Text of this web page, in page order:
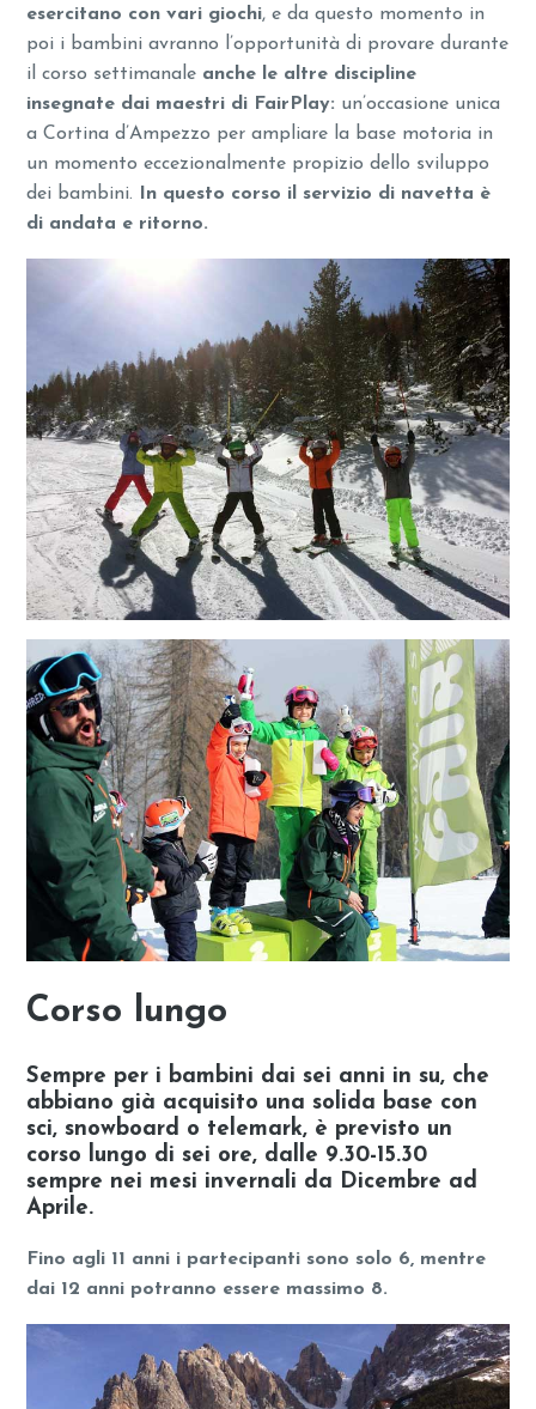
esercitano con vari giochi, e da questo momento in
poi i bambini avranno l’opportunità di provare durante
il corso settimanale anche le altre discipline
insegnate dai maestri di FairPlay: un’occasione unica
a Cortina d’Ampezzo per ampliare la base motoria in
un momento eccezionalmente propizio dello sviluppo
dei bambini.
In questo corso il servizio di navetta è
di andata e ritorno.
Corso lungo
Sempre per i bambini dai sei anni in su, che
abbiano già acquisito una solida base con
sci, snowboard o telemark, è previsto un
corso lungo di sei ore, dalle 9.30-15.30
sempre nei mesi invernali da Dicembre ad
Aprile.
Fino agli 11 anni i partecipanti sono solo 6, mentre
dai 12 anni potranno essere massimo 8.